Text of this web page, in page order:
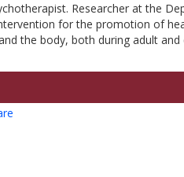
Researcher at the
for the promotion of
the body, both during adult and